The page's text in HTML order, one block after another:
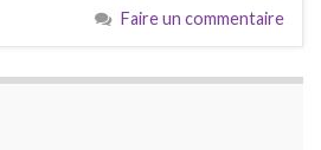
Faire un commentaire